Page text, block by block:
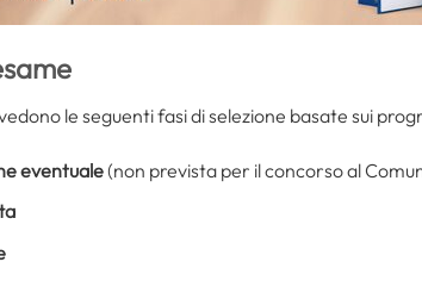
le seguenti fasi di selezione basate sui
eventuale(non prevista per il concorso al